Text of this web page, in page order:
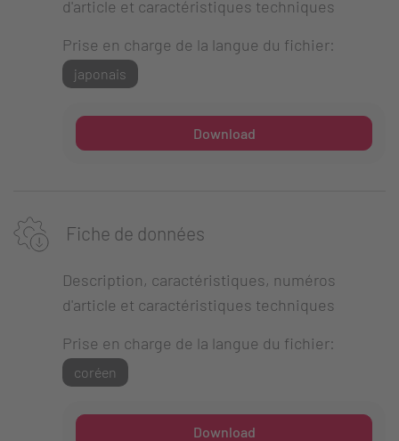
d'article et caractéristiques techniques
Prise en charge de la langue du fichier:
japonais
Download
Fiche de données
Description, caractéristiques, numéros
d'article et caractéristiques techniques
Prise en charge de la langue du fichier:
coréen
Download